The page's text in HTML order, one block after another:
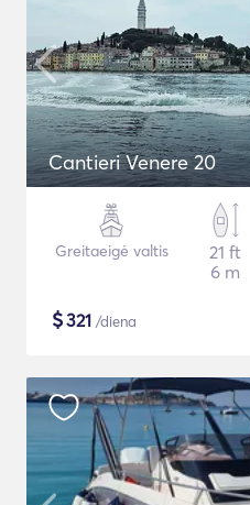
Cantieri Venere 20
Greitaeigė valtis
21 ft
6 m
$321 /diena